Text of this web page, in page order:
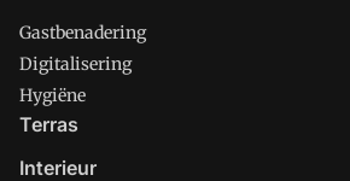
Gastbenadering
Digitalisering
Hygiëne
Terras
Interieur